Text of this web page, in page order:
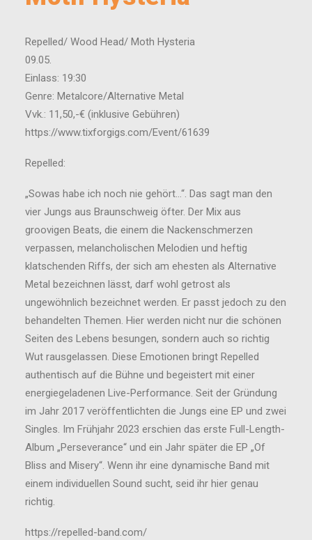
Repelled/ Wood Head/ Moth Hysteria
09.05.
Einlass: 19:30
Genre: Metalcore/Alternative Metal
Vvk.: 11,50,-€ (inklusive Gebühren)
https://www.tixforgigs.com/Event/61639
Repelled:
„Sowas habe ich noch nie gehört…“. Das sagt man den
vier Jungs aus Braunschweig öfter. Der Mix aus
groovigen Beats, die einem die Nackenschmerzen
verpassen, melancholischen Melodien und heftig
klatschenden Riffs, der sich am ehesten als Alternative
Metal bezeichnen lässt, darf wohl getrost als
ungewöhnlich bezeichnet werden. Er passt jedoch zu den
behandelten Themen. Hier werden nicht nur die schönen
Seiten des Lebens besungen, sondern auch so richtig
Wut rausgelassen. Diese Emotionen bringt Repelled
authentisch auf die Bühne und begeistert mit einer
energiegeladenen Live-Performance. Seit der Gründung
im Jahr 2017 veröffentlichten die Jungs eine EP und zwei
Singles. Im Frühjahr 2023 erschien das erste Full-Length-
Album „Perseverance“ und ein Jahr später die EP „Of
Bliss and Misery“. Wenn ihr eine dynamische Band mit
einem individuellen Sound sucht, seid ihr hier genau
richtig.
https://repelled-band.com/